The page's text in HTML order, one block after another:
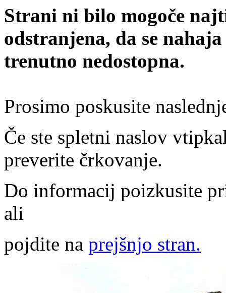
Strani ni bilo mogoče
odstranjena, da se
trenutno nedostopna.
Prosimo poskusite
Če ste spletni naslov
preverite črkovanje.
Do informacij poizkusite
ali
pojdite na prejšnjo stran.